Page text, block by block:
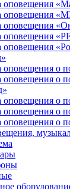
оповещения
оповещения
оповещения
оповещения
оповещения
оповещения о
оповещения о
оповещения о
оповещения о
оповещения о